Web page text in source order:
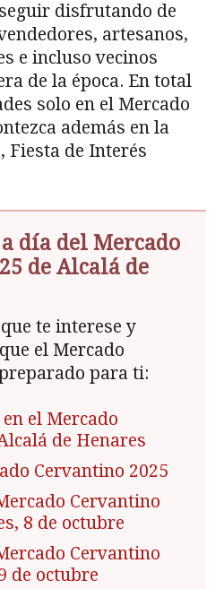
disfrutando de
artesanos,
e incluso vecinos
de la época. En total
solo en el Mercado
además en la
Fiesta de Interés
día del Mercado
de Alcalá de
te interese y
el Mercado
para ti:
el Mercado
de Henares
Cervantino 2025
Cervantino
8 de octubre
Cervantino
de octubre